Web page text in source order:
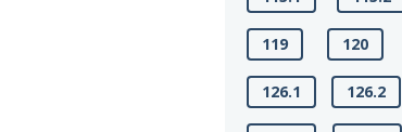
119 120
126.1 126.2